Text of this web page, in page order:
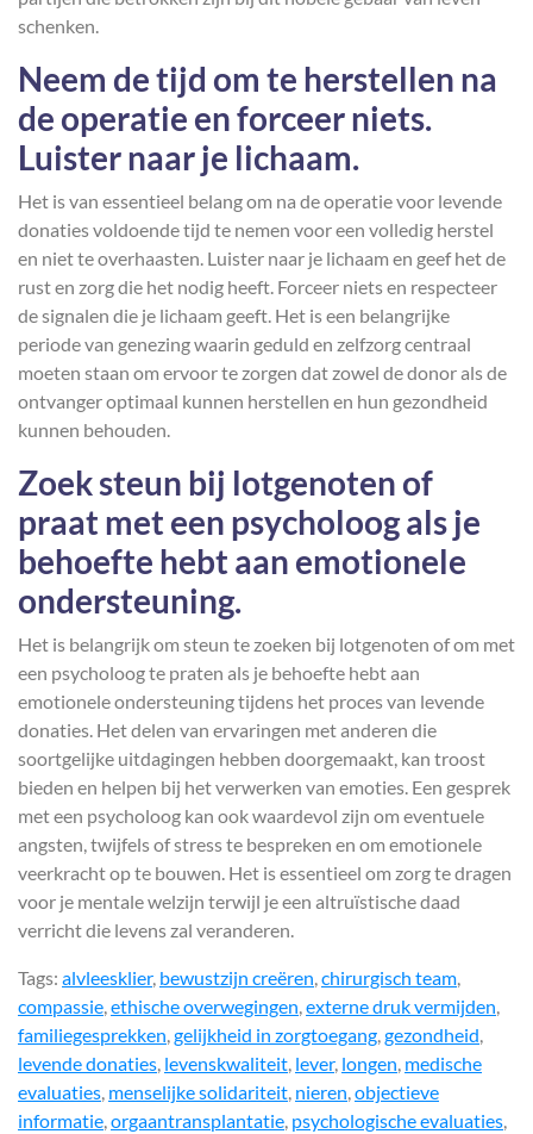
schenken.
Neem de tijd om te herstellen na
de operatie en forceer niets.
Luister naar je lichaam.
Het is van essentieel belang om na de operatie voor levende
donaties voldoende tijd te nemen voor een volledig herstel
en niet te overhaasten. Luister naar je lichaam en geef het de
rust en zorg die het nodig heeft. Forceer niets en respecteer
de signalen die je lichaam geeft. Het is een belangrijke
periode van genezing waarin geduld en zelfzorg centraal
moeten staan om ervoor te zorgen dat zowel de donor als de
ontvanger optimaal kunnen herstellen en hun gezondheid
kunnen behouden.
Zoek steun bij lotgenoten of
praat met een psycholoog als je
behoefte hebt aan emotionele
ondersteuning.
Het is belangrijk om steun te zoeken bij lotgenoten of om met
een psycholoog te praten als je behoefte hebt aan
emotionele ondersteuning tijdens het proces van levende
donaties. Het delen van ervaringen met anderen die
soortgelijke uitdagingen hebben doorgemaakt, kan troost
bieden en helpen bij het verwerken van emoties. Een gesprek
met een psycholoog kan ook waardevol zijn om eventuele
angsten, twijfels of stress te bespreken en om emotionele
veerkracht op te bouwen. Het is essentieel om zorg te dragen
voor je mentale welzijn terwijl je een altruïstische daad
verricht die levens zal veranderen.
Tags: alvleesklier, bewustzijn creëren,chirurgisch team,
compassie,ethische overwegingen,externe druk vermijden,
familiegesprekken,gelijkheid in zorgtoegang,gezondheid,
levende donaties, levenskwaliteit, lever, longen, medische
evaluaties, menselijke solidariteit, nieren,objectieve
informatie,orgaantransplantatie, psychologische evaluaties,